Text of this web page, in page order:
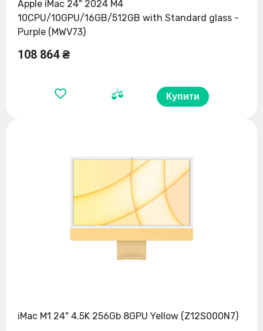
Apple iMac 24" 2024 M4
10CPU/10GPU/16GB/512GB with Standard glass -
Purple (MWV73)
108 864 ₴
Купити
iMac M1 24" 4.5K 256Gb 8GPU Yellow (Z12S000N7)